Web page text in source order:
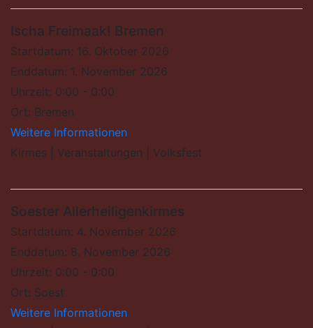
Ischa Freimaak! Bremen
Startdatum: 16. Oktober 2026
Enddatum: 1. November 2026
Uhrzeit: 0:00 - 0:00
Ort: Bremen
Weitere Informationen
Kirmes | Veranstaltungen | Volksfest
Soester Allerheiligenkirmes
Startdatum: 4. November 2026
Enddatum: 8. November 2026
Uhrzeit: 0:00 - 0:00
Ort: Soest
Weitere Informationen